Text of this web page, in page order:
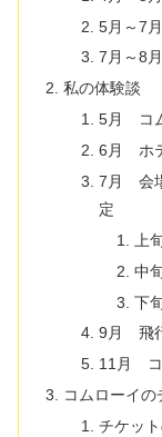
5月～7
7月～8
私の体験談
5月 コ
6月 ホ
7月 会
定
上
中
下
9月 飛
11月 コ
コムローイの
チケッ